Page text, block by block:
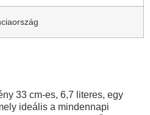
33 cm-es, 6,7 literes, egy
ideális a mindennapi